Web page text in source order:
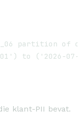
partition of
klant-PII bevat.